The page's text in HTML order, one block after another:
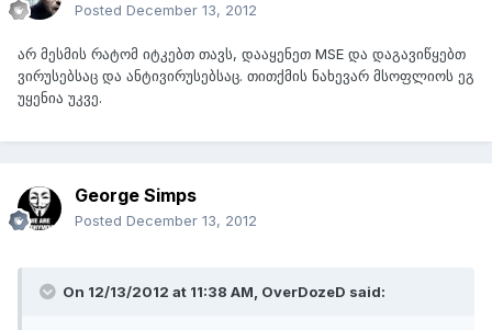
Posted December 13, 2012
არ მესმის რატომ იტკებთ თავს, დააყენეთ MSE და დაგავიწყებთ
ვირუსებსაც და ანტივირუსებსაც. თითქმის ნახევარ მსოფლიოს ეგ
უყენია უკვე.
George Simps
Posted December 13, 2012
On 12/13/2012 at 11:38 AM, OverDozeD said: